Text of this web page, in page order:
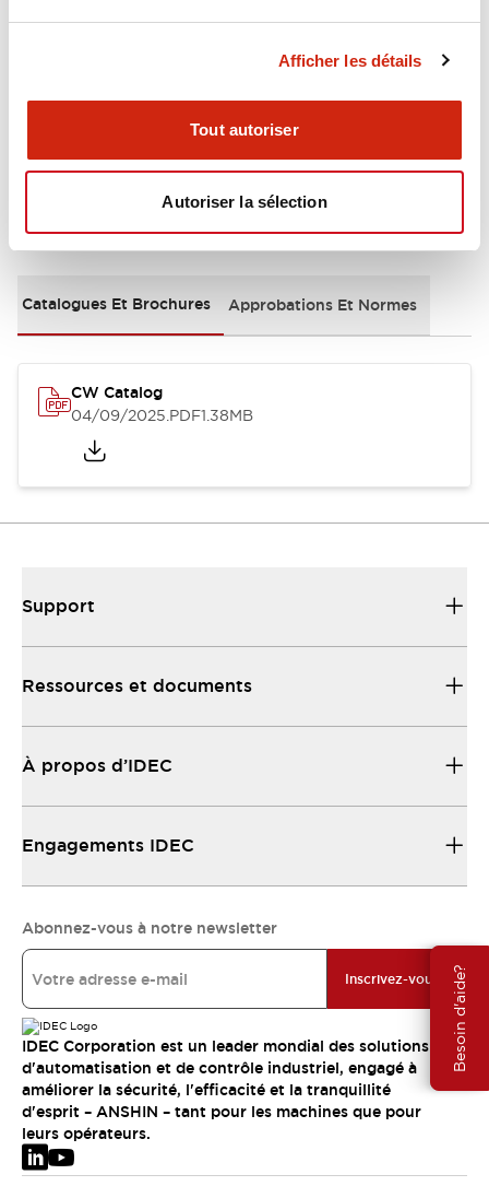
Afficher les détails
Tout autoriser
Autoriser la sélection
Besoin d'aide?
Mounting and Installation Specifications
Documents et fichiers
Catalogues Et Brochures Approbations Et Normes
CW Catalog
04/09/2025.PDF1.38MB
Support
Ressources et documents
À propos d’IDEC
Engagements IDEC
Abonnez-vous à notre newsletter
Inscrivez-vous
IDEC Corporation est un leader mondial des solutions
d'automatisation et de contrôle industriel, engagé à
améliorer la sécurité, l'efficacité et la tranquillité
d'esprit – ANSHIN – tant pour les machines que pour
leurs opérateurs.